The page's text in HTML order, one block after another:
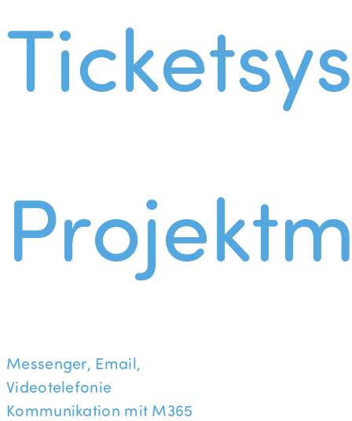
Messenger, Email,
Videotelefonie
Kommunikation mit M365